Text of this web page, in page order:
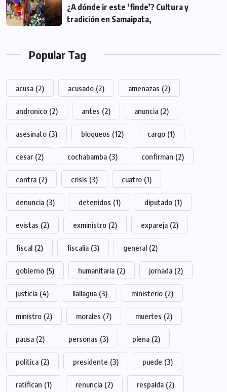
¿A dónde ir este ‘finde’? Cultura y
tradición en Samaipata,
Popular Tag
acusa (2) acusado (2) amenazas (2)
andronico (2) antes (2) anuncia (2)
asesinato (3) bloqueos (12) cargo (1)
cesar (2) cochabamba (3) confirman (2)
contra (2) crisis (3) cuatro (1)
denuncia (3) detenidos (1) diputado (1)
evistas (2) exministro (2) expareja (2)
fiscal (2) fiscalia (3) general (2)
gobierno (5) humanitaria (2) jornada (2)
justicia (4) llallagua (3) ministerio (2)
ministro (2) morales (7) muertes (2)
pausa (2) personas (3) plena (2)
politica (2) presidente (3) puede (3)
ratifican (1) renuncia (2) respalda (2)